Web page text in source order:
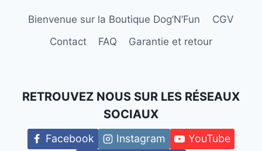
Bienvenue sur la Boutique Dog’N’Fun
CGV
Contact
FAQ Garantie et retour
RETROUVEZ NOUS SUR LES RÉSEAUX
SOCIAUX
Facebook Instagram
YouTube